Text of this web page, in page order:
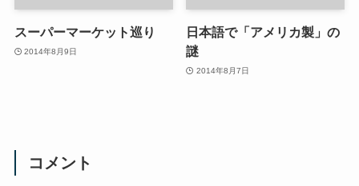
スーパーマーケット巡り
2014年8月9日
日本語で「アメリカ製」の
謎
2014年8月7日
コメント